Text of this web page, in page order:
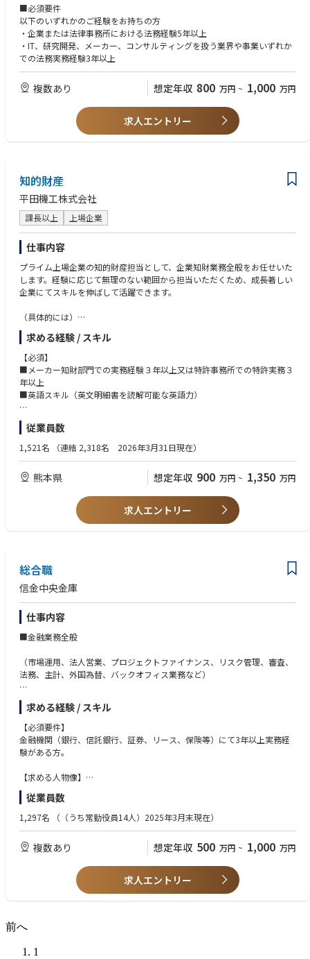
・各種契約書（システム開発請負、システム保守運用、ソフトウェア使用
許諾、コンサルティング、共同研究、販売サービス代理店他）の審査・作
成・交渉業務
・各種システム利用規約、セキュリティポリシーの策定業務
・既存/新規事業における国内/海外企業とのアライアンス/出資/M&Aに伴
・訴訟やトラブルへの対応
・顧問弁護士、弁理士、司法書士との調整、対応
2.コーポレートガバナンスの向上による長期的な企業価値の増大
・取締役会、株主総会の運営
・稟議書内容の確認や承認進行管理
・捺印申請、電子契約締結、締結済契約書の管理等
・社内向けの研修企画のサポートや資料作成
・各種コンプライアンスに関する相談や質問への対応
・その他コーポレート法務業務全般
■必須要件
以下のいずれかのご経験をお持ちの方
・企業または法律事務所における法務経験5年以上
・IT、研究開発、メーカー、コンサルティングを扱う業界や事業いずれか
での法務実務経験3年以上
複数あり 想定年収 800 万円 ~ 1,000 万円
求人エントリー
知的財産
平田機工株式会社
課長以上 上場企業
仕事内容
プライム上場企業の知的財産担当として、企業知財業務全般をお任せいた
します。経験に応じて無理のない範囲から担当いただくため、成長著しい
企業にてスキルを伸ばして活躍できます。
（具体的には）
・知財戦略の立案と推進
・事業部門と連携した発明支援、発明の創出及び／又は発掘、先願調査
・知財権の強化活動、国内外特許の出願、明細書作成、意見書、補正書作
成等の中間処理、権利化
・知財教育による知財文化の普及・推進活動
・侵害調査、クリアランス、係争、訴訟対応
求める経験 / スキル
【必須】
■メーカー知財部門での実務経験３年以上又は特許事務所での特許実務３
年以上
■英語スキル（英文明細書を読解可能な英語力）
【歓迎】
■半導体製造装置に関する出願経験のある方
従業員数
1,521名 （連結 2,318名 2026年3月31日現在）
熊本県 想定年収 900 万円 ~ 1,350 万円
求人エントリー
総合職
信金中央金庫
仕事内容
■金融業務全般
（市場運用、法人営業、プロジェクトファイナンス、リスク管理、審査、
法務、主計、外国為替、バックオフィス業務など）
総合職として、以下のようなさまざまな業務にかかる企画・立案を経験し
つつ、キャリアアップを図っていただきます。
希望や適性に応じて、以下のような業務を担当していただきます。ジョブ
ローテーションを通して様々なキャリアを築いていける環境です。
・マーケット運用
・法人RM
・プロジェクトファイナンス
・与信審査
・外国為替・マネーローンダリング対応 等
【信用金庫の業務および経営サポート】
・収益向上・リスク管理支援
・中小企業の経営改善、海外進出支援
・信金中金は信金業界のセントラルバンクとして、ユニークかつ幅広い業
求める経験 / スキル
【必須要件】
金融機関（銀行、信託銀行、証券、リース、保険等）にて3年以上実務経
験がある方。
【求める人物像】
信用金庫の中央金融機関としての理念に共感できる方。
従業員数
1,297名 （（うち常勤役員14人）2025年3月末現在）
複数あり 想定年収 500 万円 ~ 1,000 万円
求人エントリー
前へ
1